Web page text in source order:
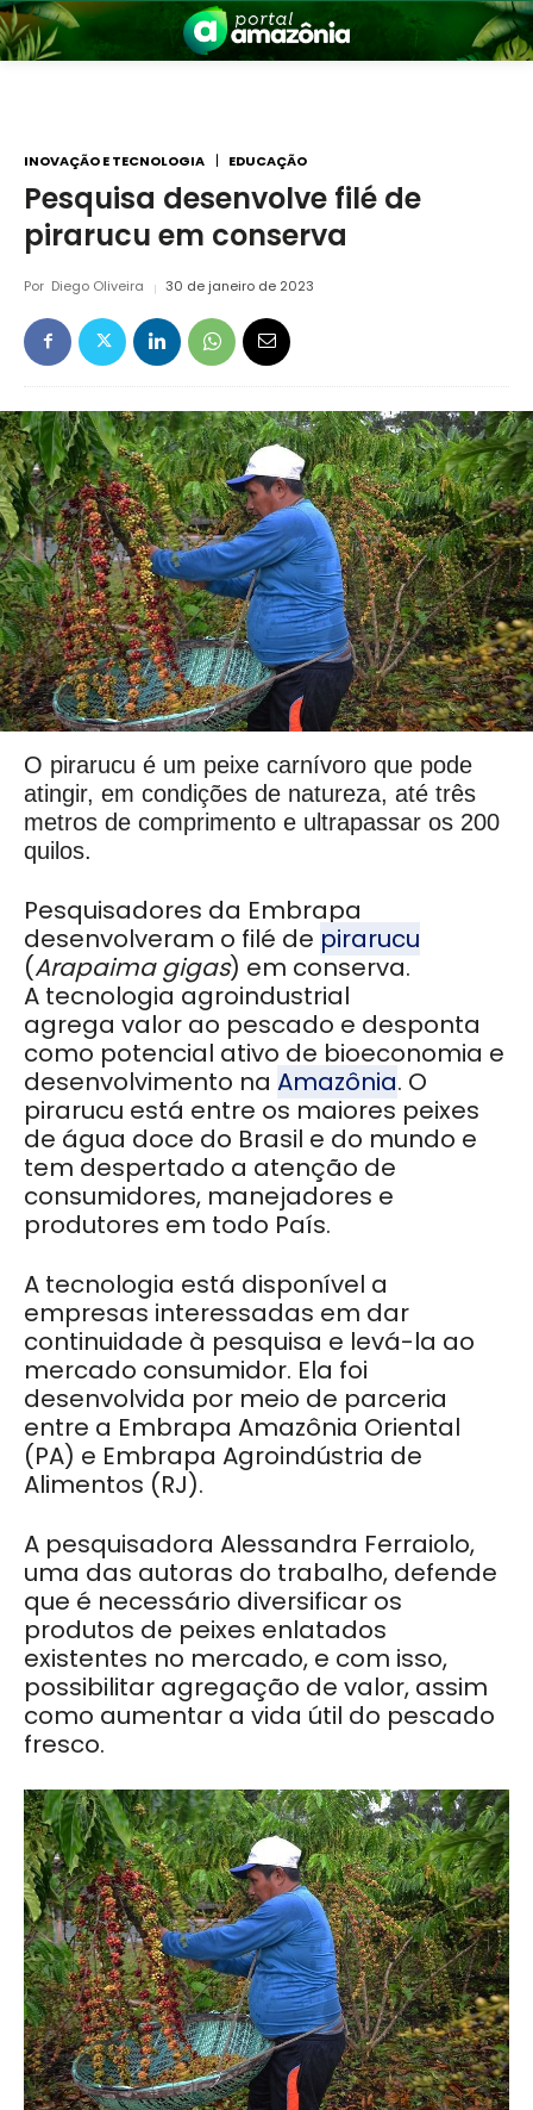
Amazônia
INOVAÇÃO E TECNOLOGIA EDUCAÇÃO
Pesquisa desenvolve filé de
pirarucu em conserva
Por Diego Oliveira 30 de janeiro de 2023
O pirarucu é um peixe carnívoro que pode
atingir, em condições de natureza, até três
metros de comprimento e ultrapassar os 200
quilos.
Pesquisadores da Embrapa
desenvolveram o filé de pirarucu
(Arapaima gigas) em conserva.
A tecnologia agroindustrial
agrega valor ao pescado e desponta
como potencial ativo de bioeconomia e
desenvolvimento na Amazônia. O
pirarucu está entre os maiores peixes
de água doce do Brasil e do mundo e
tem despertado a atenção de
consumidores, manejadores e
produtores em todo País.
A tecnologia está disponível a
empresas interessadas em dar
continuidade à pesquisa e levá-la ao
mercado consumidor. Ela foi
desenvolvida por meio de parceria
entre a Embrapa Amazônia Oriental
(PA) e Embrapa Agroindústria de
Alimentos (RJ).
A pesquisadora Alessandra Ferraiolo,
uma das autoras do trabalho, defende
que é necessário diversificar os
produtos de peixes enlatados
existentes no mercado, e com isso,
possibilitar agregação de valor, assim
como aumentar a vida útil do pescado
fresco.